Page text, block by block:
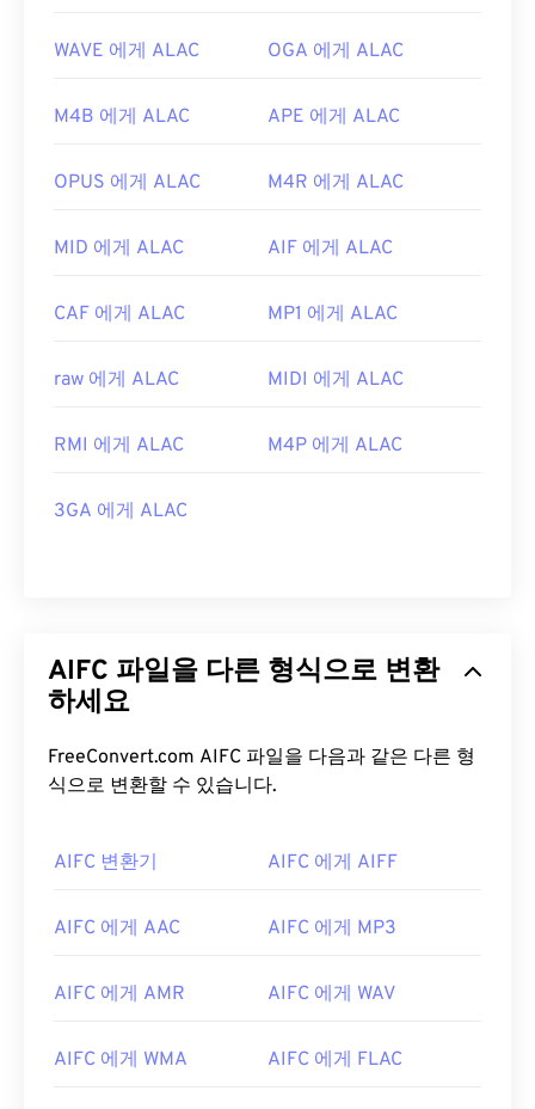
WAVE 에게 ALAC OGA 에게 ALAC
M4B 에게 ALAC APE 에게 ALAC
OPUS 에게 ALAC M4R 에게 ALAC
MID 에게 ALAC AIF 에게 ALAC
CAF 에게 ALAC MP1 에게 ALAC
raw 에게 ALAC MIDI 에게 ALAC
RMI 에게 ALAC M4P 에게 ALAC
3GA 에게 ALAC
AIFC 파일을 다른 형식으로 변환
하세요
FreeConvert.com AIFC 파일을 다음과 같은 다른 형
식으로 변환할 수 있습니다.
AIFC 변환기 AIFC 에게 AIFF
AIFC 에게 AAC AIFC 에게 MP3
AIFC 에게 AMR AIFC 에게 WAV
AIFC 에게 WMA AIFC 에게 FLAC